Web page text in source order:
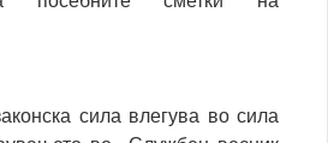
сила влегува во сила